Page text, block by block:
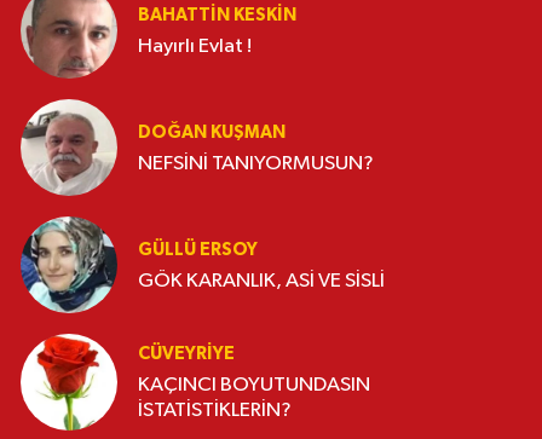
BAHATTIN KESKİN
Hayırlı Evlat !
DOĞAN KUŞMAN
NEFSİNİ TANIYORMUSUN?
GÜLLÜ ERSOY
GÖK KARANLIK, ASİ VE SİSLİ
CÜVEYRIYE
KAÇINCI BOYUTUNDASIN
İSTATİSTİKLERİN?